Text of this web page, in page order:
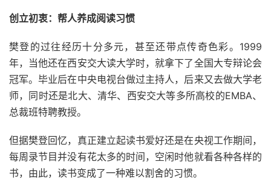
创立初衷：帮人养成阅读习惯
樊登的过往经历十分多元，甚至还带点传奇色彩。1999
年，当他还在西安交大读大学时，就拿下了全国大专辩论会
冠军。毕业后在中央电视台做过主持人，后来又去做大学老
师，同时还是北大、清华、西安交大等多所高校的EMBA、
总裁班特聘教授。
但据樊登回忆，真正建立起读书爱好还是在央视工作期间，
每周录节目并没有花太多的时间，空闲时他就看各种各样的
书，由此，读书变成了一种难以割舍的习惯。